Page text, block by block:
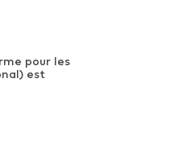
pour les
est